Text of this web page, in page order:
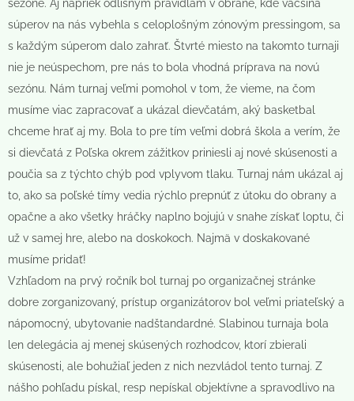
sezóne. Aj napriek odlišným pravidlám v obrane, kde väčšina
súperov na nás vybehla s celoplošným zónovým pressingom, sa
s každým súperom dalo zahrať. Štvrté miesto na takomto turnaji
nie je neúspechom, pre nás to bola vhodná príprava na novú
sezónu. Nám turnaj veľmi pomohol v tom, že vieme, na čom
musíme viac zapracovať a ukázal dievčatám, aký basketbal
chceme hrať aj my. Bola to pre tím veľmi dobrá škola a verím, že
si dievčatá z Poľska okrem zážitkov priniesli aj nové skúsenosti a
poučia sa z týchto chýb pod vplyvom tlaku. Turnaj nám ukázal aj
to, ako sa poľské tímy vedia rýchlo prepnúť z útoku do obrany a
opačne a ako všetky hráčky naplno bojujú v snahe získať loptu, či
už v samej hre, alebo na doskokoch. Najmä v doskakované
musíme pridať!
Vzhľadom na prvý ročník bol turnaj po organizačnej stránke
dobre zorganizovaný, prístup organizátorov bol veľmi priateľský a
nápomocný, ubytovanie nadštandardné. Slabinou turnaja bola
len delegácia aj menej skúsených rozhodcov, ktorí zbierali
skúsenosti, ale bohužiaľ jeden z nich nezvládol tento turnaj. Z
nášho pohľadu pískal, resp nepískal objektívne a spravodlivo na